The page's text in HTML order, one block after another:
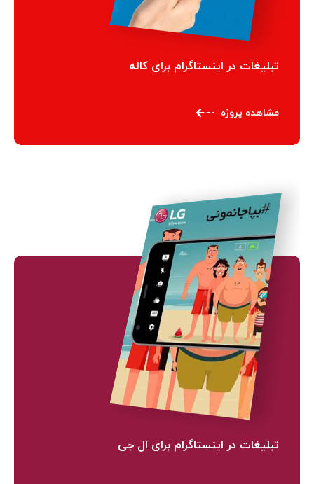
تبلیغات در اینستاگرام برای کاله
مشاهده پروژه
تبلیغات در اینستاگرام برای ال جی